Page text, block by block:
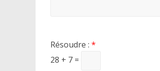
Résoudre : *
28 + 7 =